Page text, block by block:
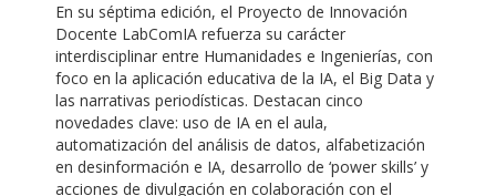
En su séptima edición, el Proyecto de Innovación
Docente LabComIA refuerza su carácter
interdisciplinar entre Humanidades e Ingenierías, con
foco en la aplicación educativa de la IA, el Big Data y
las narrativas periodísticas. Destacan cinco
novedades clave: uso de IA en el aula,
automatización del análisis de datos, alfabetización
en desinformación e IA, desarrollo de ‘power skills’ y
acciones de divulgación en colaboración con el